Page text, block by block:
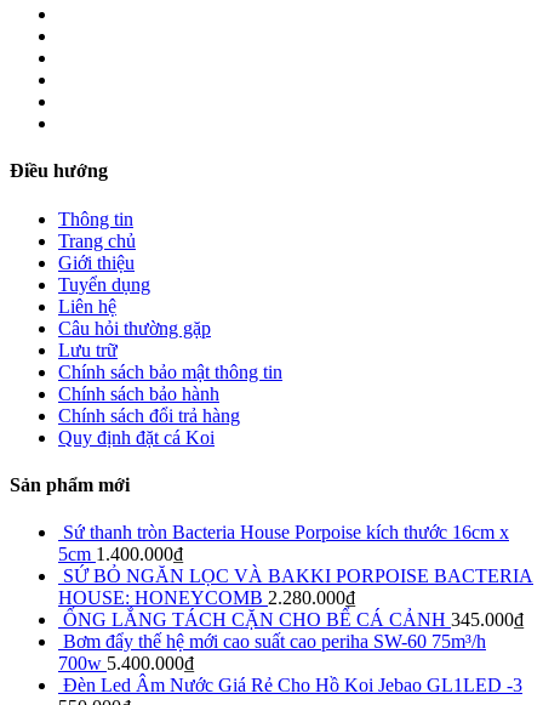
Điều hướng
Thông tin
Trang chủ
Giới thiệu
Tuyển dụng
Liên hệ
Câu hỏi thường gặp
Lưu trữ
Chính sách bảo mật thông tin
Chính sách bảo hành
Chính sách đổi trả hàng
Quy định đặt cá Koi
Sản phẩm mới
Sứ thanh tròn Bacteria House Porpoise kích thước 16cm x
5cm 1.400.000₫
SỨ BỎ NGĂN LỌC VÀ BAKKI PORPOISE BACTERIA
HOUSE: HONEYCOMB 2.280.000₫
ỐNG LẮNG TÁCH CẶN CHO BỂ CÁ CẢNH 345.000₫
Bơm đẩy thế hệ mới cao suất cao periha SW-60 75m³/h
700w 5.400.000₫
Đèn Led Âm Nước Giá Rẻ Cho Hồ Koi Jebao GL1LED -3